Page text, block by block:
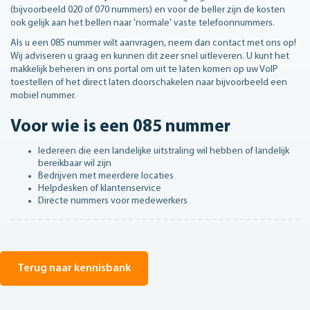
(bijvoorbeeld 020 of 070 nummers) en voor de beller zijn de kosten
ook gelijk aan het bellen naar 'normale' vaste telefoonnummers.
Als u een 085 nummer wilt aanvragen, neem dan contact met ons op!
Wij adviseren u graag en kunnen dit zeer snel uitleveren. U kunt het
makkelijk beheren in ons portal om uit te laten komen op uw VoIP
toestellen of het direct laten doorschakelen naar bijvoorbeeld een
mobiel nummer.
Voor wie is een 085 nummer
Iedereen die een landelijke uitstraling wil hebben of landelijk
bereikbaar wil zijn
Bedrijven met meerdere locaties
Helpdesken of klantenservice
Directe nummers voor medewerkers
Terug naar kennisbank